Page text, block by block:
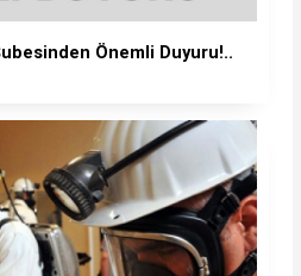
Önemli Duyuru!..